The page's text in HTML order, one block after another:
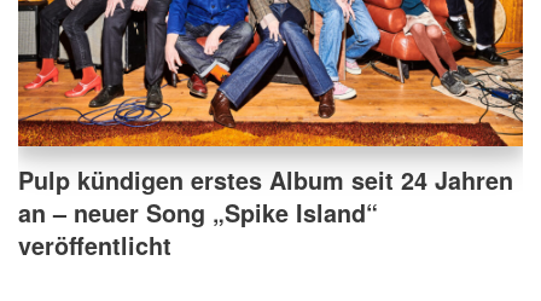
Pulp kündigen erstes Album seit 24 Jahren
an – neuer Song „Spike Island“
veröffentlicht